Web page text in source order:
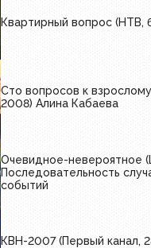
Квартирный вопрос (НТВ,
Сто вопросов к
2008) Алина Кабаева
Очевидное-невероятное
Последовательность
событий
КВН-2007 (Первый канал,